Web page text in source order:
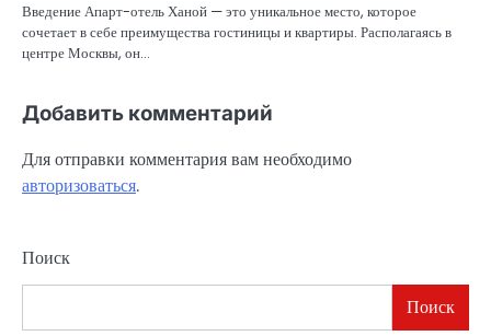
Введение Апарт-отель Ханой — это уникальное место, которое
сочетает в себе преимущества гостиницы и квартиры. Располагаясь в
центре Москвы, он…
Добавить комментарий
Для отправки комментария вам необходимо
авторизоваться.
Поиск
Поиск